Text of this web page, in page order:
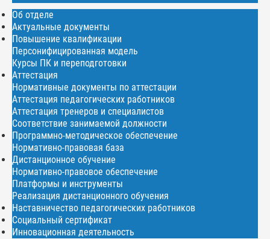
Об отделе
Актуальные документы
Повышение квалификации
Персонифицированная модель
Курсы ПК и переподготовки
Аттестация
Нормативные документы по аттестации
Аттестация педагогических работников
Аттестация тренеров и специалистов
Соответствие занимаемой должности
Программно-методическое обеспечение
Нормативно-правовая база
Дистанционное обучение
Нормативно-правовое обеспечение
Платформы и инструменты
Реализация дистанционного обучения
Наставничество педагогических работников
Социальный сертификат
Инновационная деятельность